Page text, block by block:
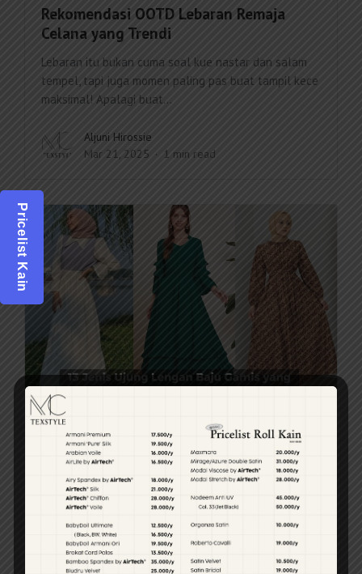
Rekomendasi OOTD Lebaran Remaja
Celana yang Trendi
Lebaran itu bukan cuma soal kue nastar dan salam
tempel, tapi juga momen paling pas buat tampil kece
maksimal! Apalagi buat...
Aljuni Hirossie
Mar 21, 2025
1 min read
13 Jenis Ujung Lengan Baju Gamis yang
Membuat Look Manis
Baju gamis adalah pakaian muslimah yang panjang
dan longgar, sering digunakan untuk menutup aurat
dengan tetap memberikan kenyamanan dan gaya.
Model...
Pricelist Kain